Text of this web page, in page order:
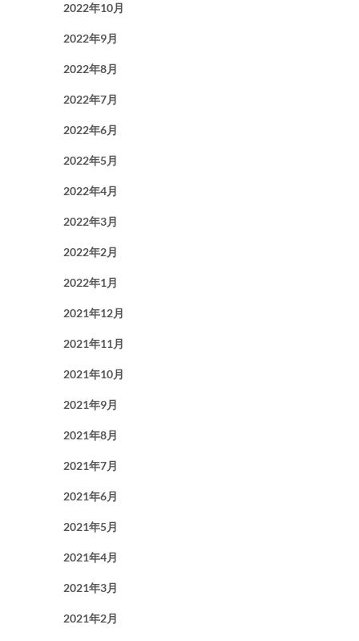
2022年10月
2022年9月
2022年8月
2022年7月
2022年6月
2022年5月
2022年4月
2022年3月
2022年2月
2022年1月
2021年12月
2021年11月
2021年10月
2021年9月
2021年8月
2021年7月
2021年6月
2021年5月
2021年4月
2021年3月
2021年2月